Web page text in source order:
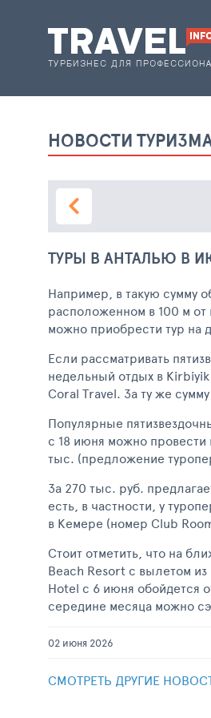
НОВОСТИ
ТУРЫ В АНТАЛЬЮ В
Например, в такую сумму
расположенном в 100 м
можно приобрести тур на
Если рассматривать
недельный отдых в
Coral Travel. За ту же
Популярные
с 18 июня можно провести
тыс. (предложение
За 270 тыс. руб.
есть, в частности, у
в Кемере (номер Club
Стоит отметить, что на
Beach Resort с вылетом
Hotel с 6 июня обойдется
середине месяца можно
02 июня 2026
СМОТРЕТЬ ДРУГИЕ